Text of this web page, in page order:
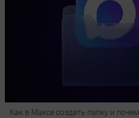
Как в Максе создать папку и